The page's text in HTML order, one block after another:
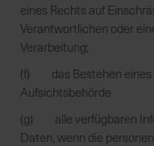
eines Rechts auf
Verantwortlichen oder
Verarbeitung;
(f) das Bestehen eines
Aufsichtsbehörde
(g) alle verfügbaren
Daten, wenn die